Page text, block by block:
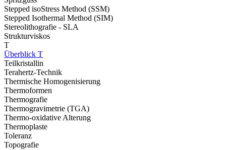
Stepped isoStress Method (SSM)
Stepped Isothermal Method (SIM)
Stereolithografie - SLA
Strukturviskos
T
Überblick T
Teilkristallin
Terahertz-Technik
Thermische Homogenisierung
Thermoformen
Thermografie
Thermogravimetrie (TGA)
Thermo-oxidative Alterung
Thermoplaste
Toleranz
Topografie